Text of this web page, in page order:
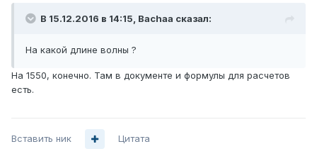
В 15.12.2016 в 14:15, Bachaa сказал:
На какой длине волны ?
На 1550, конечно. Там в документе и формулы для расчетов
есть.
Вставить ник Цитата